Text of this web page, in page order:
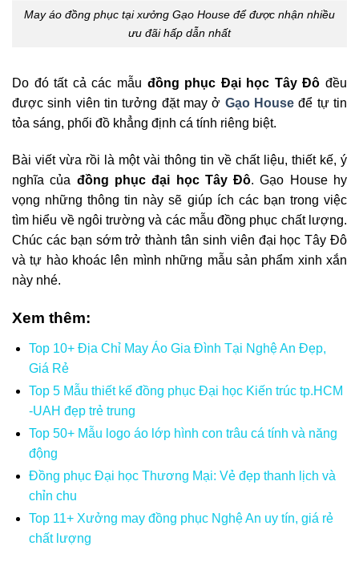
May áo đồng phục tại xưởng Gạo House để được nhận nhiều
ưu đãi hấp dẫn nhất
Do đó tất cả các mẫu đồng phục Đại học Tây Đô đều
được sinh viên tin tưởng đặt may ở Gạo House để tự tin
tỏa sáng, phối đồ khẳng định cá tính riêng biệt.
Bài viết vừa rồi là một vài thông tin về chất liệu, thiết kế, ý
nghĩa của đồng phục đại học Tây Đô. Gạo House hy
vọng những thông tin này sẽ giúp ích các bạn trong việc
tìm hiểu về ngôi trường và các mẫu đồng phục chất lượng.
Chúc các bạn sớm trở thành tân sinh viên đại học Tây Đô
và tự hào khoác lên mình những mẫu sản phẩm xinh xắn
này nhé.
Xem thêm:
Top 10+ Địa Chỉ May Áo Gia Đình Tại Nghệ An Đẹp,
Giá Rẻ
Top 5 Mẫu thiết kế đồng phục Đại học Kiến trúc tp.HCM
-UAH đẹp trẻ trung
Top 50+ Mẫu logo áo lớp hình con trâu cá tính và năng
động
Đồng phục Đại học Thương Mại: Vẻ đẹp thanh lịch và
chỉn chu
Top 11+ Xưởng may đồng phục Nghệ An uy tín, giá rẻ
chất lượng